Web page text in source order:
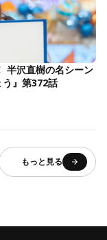
半沢直樹の名シーン
』第372話
もっと見る